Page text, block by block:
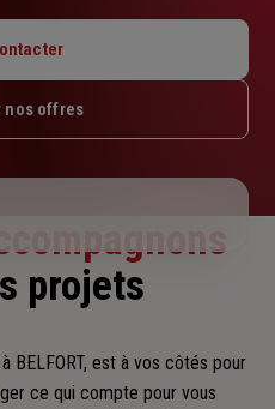
18h
18h
nos offres
projets
BELFORT, est à vos côtés pour
ce qui compte pour vous